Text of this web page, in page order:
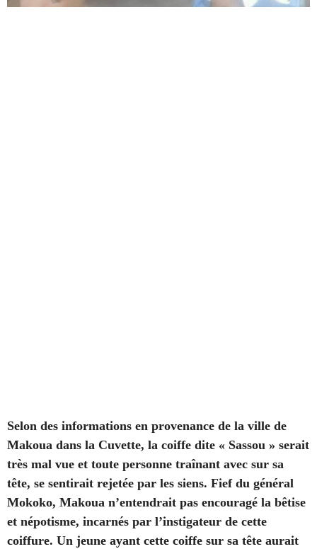
Selon des informations en provenance de la ville de
Makoua dans la Cuvette, la coiffe dite « Sassou » serait
très mal vue et toute personne traînant avec sur sa
tête, se sentirait rejetée par les siens. Fief du général
Mokoko, Makoua n’entendrait pas encouragé la bêtise
et népotisme, incarnés par l’instigateur de cette
coiffure. Un jeune ayant cette coiffe sur sa tête aurait